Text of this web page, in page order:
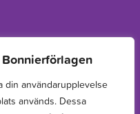
din användarupplevelse
används. Dessa